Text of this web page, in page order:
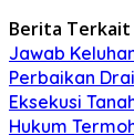
Berita Terkait
Jawab
Perbaikan
Eksekusi
Hukum